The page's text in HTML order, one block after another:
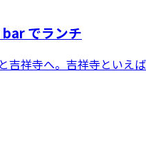
でランチ
吉祥寺へ。吉祥寺といえ